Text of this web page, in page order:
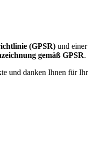
(GPSR) und
gemäß GPSR.
und danken Ihnen für